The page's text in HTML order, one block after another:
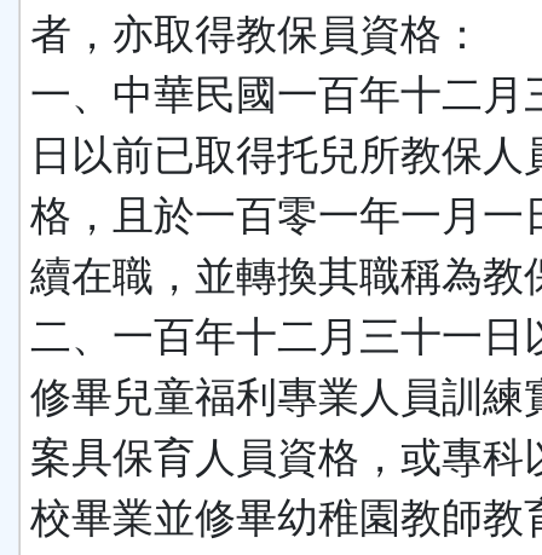
者，亦取得教保員資格：
一、中華民國一百年十二月
日以前已取得托兒所教保人
格，且於一百零一年一月一
續在職，並轉換其職稱為教
二、一百年十二月三十一日
修畢兒童福利專業人員訓練
案具保育人員資格，或專科
校畢業並修畢幼稚園教師教